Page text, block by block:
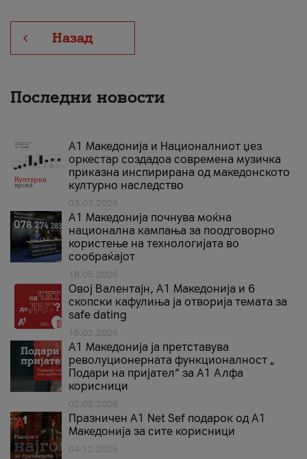
Назад
Последни новости
А1 Македонија и Националниот џез
оркестар создадоа современа музичка
приказна инспирирана од македонското
културно наследство
03.07.2026
A1 Македонија почнува моќна
национална кампања за поодговорно
користење на технологијата во
сообраќајот
18.05.2026
Овој Валентајн, A1 Македонија и 6
скопски кафулиња ја отворија темата за
safe dating
16.02.2026
А1 Македонија ја претставува
револуционерната функционалност „
Подари на пријател“ за А1 Алфа
корисници
02.02.2026
Празничен A1 Net Sеf подарок од А1
Македонија за сите корисници
04.12.2025